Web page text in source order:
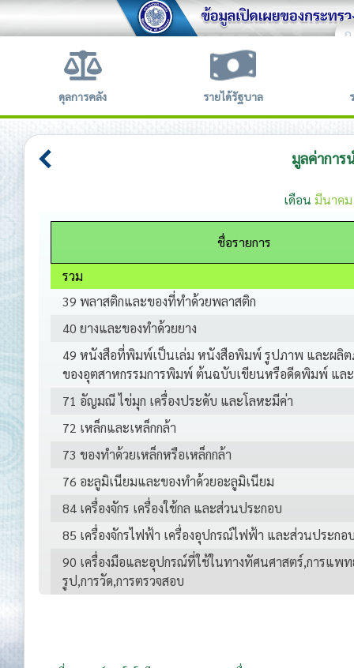
ก
ดุลการคลัง รายได้รัฐบาล
มูลค่าการ
เดือน มีนาค
ชื่อรายการ
รวม
39 พลาสติกและของที่ทำด้วยพลาสติก
40 ยางและของทำด้วยยาง
49 หนังสือที่พิมพ์เป็นเล่ม หนังสือพิมพ์ รูปภาพ และผลิ
ของอุตสาหกรรมการพิมพ์ ต้นฉบับเขียนหรือดีดพิมพ์ แล
71 อัญมณี ไข่มุก เครื่องประดับ และโลหะมีค่า
72 เหล็กและเหล็กกล้า
73 ของทำด้วยเหล็กหรือเหล็กกล้า
76 อะลูมิเนียมและของทำด้วยอะลูมิเนียม
84 เครื่องจักร เครื่องใช้กล และส่วนประกอบ
85 เครื่องจักรไฟฟ้า เครื่องอุปกรณ์ไฟฟ้า และส่วนประกอ
90 เครื่องมือและอุปกรณ์ที่ใช้ในทางทัศนศาสตร์,การแพท
รูป,การวัด,การตรวจสอบ